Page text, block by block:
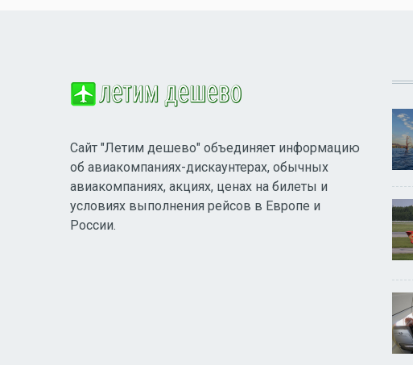
Сайт "Летим дешево" объединяет информацию
об авиакомпаниях-дискаунтерах, обычных
авиакомпаниях, акциях, ценах на билеты и
условиях выполнения рейсов в Европе и
России.